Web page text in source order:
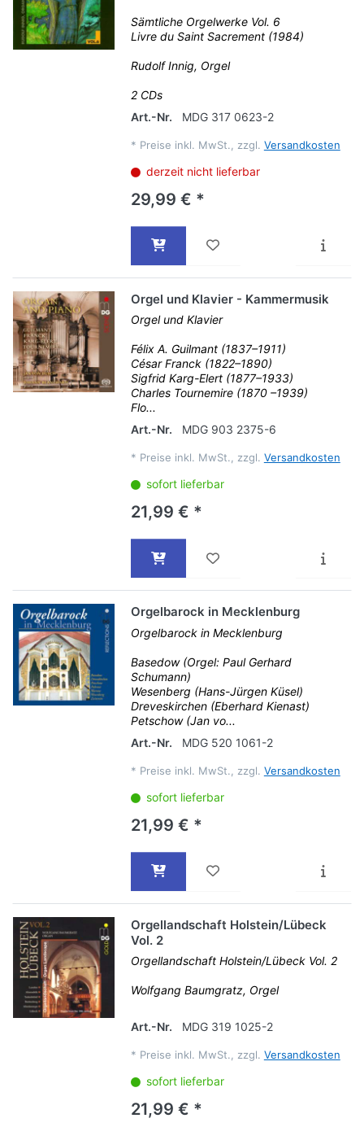
Sämtliche Orgelwerke Vol. 6
Livre du Saint Sacrement (1984)
Rudolf Innig, Orgel
2 CDs
Art.-Nr.
MDG 317 0623-2
* Preise inkl. MwSt., zzgl. Versandkosten
derzeit nicht lieferbar
29,99 € *
Orgel und Klavier - Kammermusik
Orgel und Klavier
Félix A. Guilmant (1837–1911)
César Franck (1822–1890)
Sigfrid Karg-Elert (1877–1933)
Charles Tournemire (1870 –1939)
Flo...
Art.-Nr.
MDG 903 2375-6
* Preise inkl. MwSt., zzgl. Versandkosten
sofort lieferbar
21,99 € *
Orgelbarock in Mecklenburg
Orgelbarock in Mecklenburg
Basedow (Orgel: Paul Gerhard
Schumann)
Wesenberg (Hans-Jürgen Küsel)
Dreveskirchen (Eberhard Kienast)
Petschow (Jan vo...
Art.-Nr.
MDG 520 1061-2
* Preise inkl. MwSt., zzgl. Versandkosten
sofort lieferbar
21,99 € *
Orgellandschaft Holstein/Lübeck
Vol. 2
Orgellandschaft Holstein/Lübeck Vol. 2
Wolfgang Baumgratz, Orgel
Art.-Nr. MDG 319 1025-2
* Preise inkl. MwSt., zzgl. Versandkosten
sofort lieferbar
21,99 € *